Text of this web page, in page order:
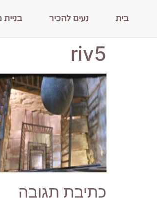
בית נעים להכיר
riv5
כתיבת תגובה